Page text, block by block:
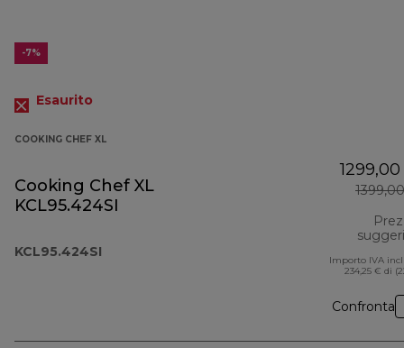
-7%
Esaurito
COOKING CHEF XL
Cooking Chef XL
KCL95.424SI
KCL95.424SI
Importo IVA
234,25 € di
Confronta